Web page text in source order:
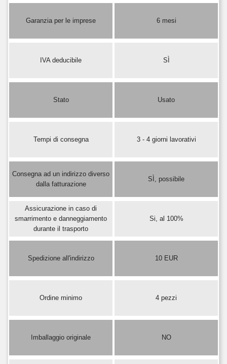
Garanzia per le imprese 6 mesi
IVA deducibile SÌ
Stato Usato
Tempi di consegna 3 - 4 giorni lavorativi
Consegna ad un indirizzo diverso
dalla fatturazione
SÌ, possibile
Assicurazione in caso di
smarrimento e danneggiamento
durante il trasporto
Si, al 100%
Spedizione all'indirizzo 10 EUR
Ordine minimo 4 pezzi
Imballaggio originale NO